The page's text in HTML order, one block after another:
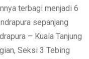
terbagi menjadi 6
sepanjang
– Kuala Tanjung
Seksi 3 Tebing